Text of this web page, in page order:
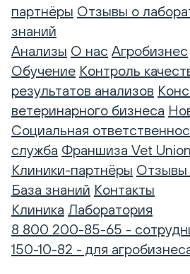
партнёры Отзывы о
знаний
Анализы О нас Агробизнес
Обучение Контроль
результатов анализов
ветеринарного бизнеса
Социальная
служба Франшиза Vet Union
Клиники-партнёры Отзывы
База знаний Контакты
Клиника Лаборатория
8 800 200-85-65 -
150-10-82 - для